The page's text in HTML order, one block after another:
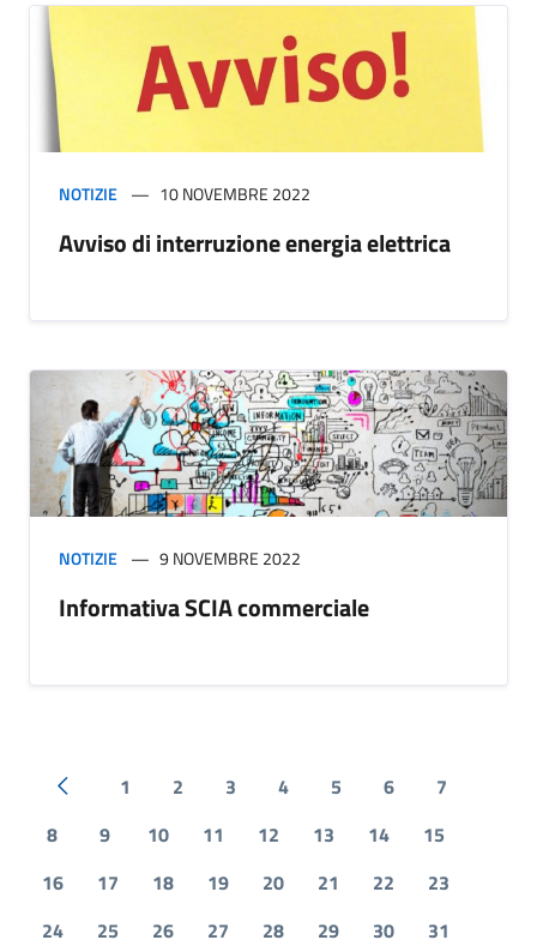
NOTIZIE 10 NOVEMBRE 2022
Avviso di interruzione energia elettrica
NOTIZIE 9 NOVEMBRE 2022
Informativa SCIA commerciale
Pagina precedente
1 2 3 4 5 6
7
8
9 10 11 12 13 14
15
16
17 18 19 20 21 22
23
24
25 26 27 28 29 30
31